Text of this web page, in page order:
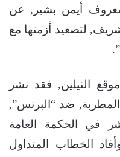
أيمن بشير, عن
لتصعيد أزمتها مع
النيلين, فقد نشر
ضد “البرنس”,
في الحكمة العامة
الخطاب المتداول